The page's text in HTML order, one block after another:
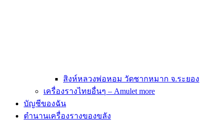
สิงห์หลวงพ่อหอม วัดชากหมาก จ.ระยอง
เครื่องรางไทยอื่นๆ – Amulet more
บัญชีของฉัน
ตำนานเครื่องรางของขลัง